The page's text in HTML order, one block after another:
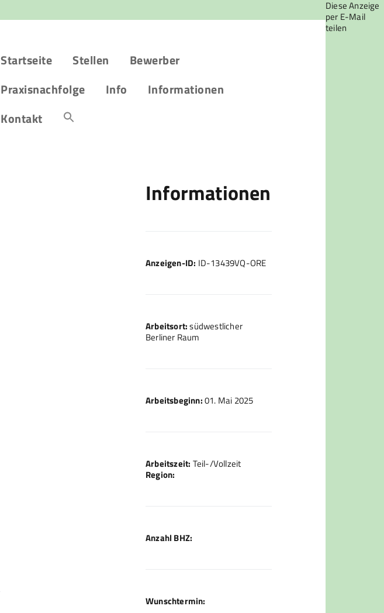
Startseite Stellen
Bewerber
Praxisnachfolge
Info
Informationen
Kontakt
Informationen
Anzeigen-ID: ID-13439VQ-ORE
Arbeitsort:südwestlicher
Berliner Raum
Arbeitsbeginn:01. Mai 2025
Arbeitszeit: Teil-/Vollzeit
Region:
Anzahl BHZ:
Wunschtermin:
Diese Anzeige
per E-Mail
teilen